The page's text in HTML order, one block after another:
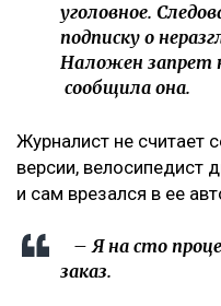
уголовное.
подписку о
Наложен запрет
сообщила она.
Журналист не считает
версии, велосипедист
и сам врезался в ее
– Я на сто
заказ.